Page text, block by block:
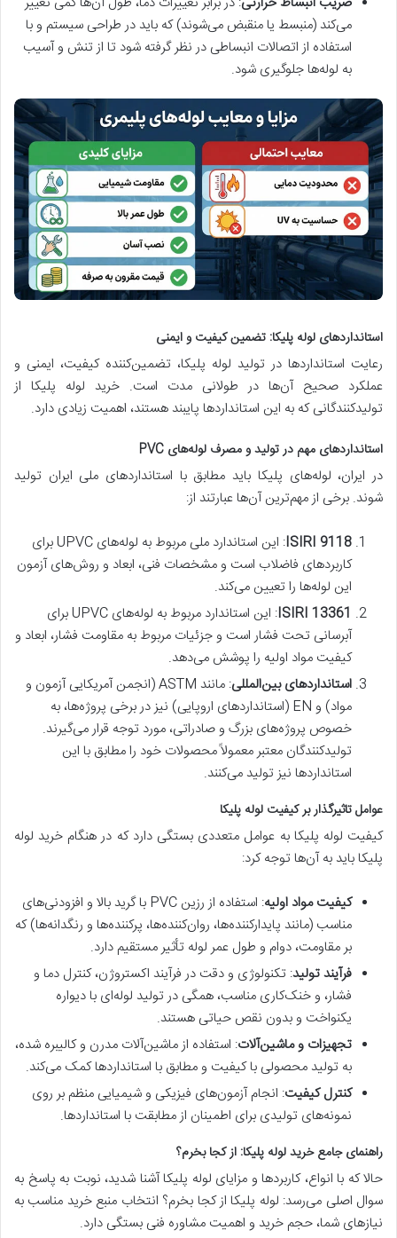
می‌کند (منبسط یا منقبض می‌شوند) که باید در طراحی سیستم و با
استفاده از اتصالات انبساطی در نظر گرفته شود تا از تنش و آسیب
به لوله‌ها جلوگیری شود.
استانداردهای لوله پلیکا: تضمین کیفیت و ایمنی
رعایت استانداردها در تولید لوله پلیکا، تضمین‌کننده کیفیت، ایمنی و
عملکرد صحیح آن‌ها در طولانی مدت است. خرید لوله پلیکا از
تولیدکنندگانی که به این استانداردها پایبند هستند، اهمیت زیادی دارد.
استانداردهای مهم در تولید و مصرف لوله‌های PVC
در ایران، لوله‌های پلیکا باید مطابق با استانداردهای ملی ایران تولید
شوند. برخی از مهم‌ترین آن‌ها عبارتند از:
ISIRI 9118
: این استاندارد ملی مربوط به لوله‌های UPVC برای
کاربردهای فاضلاب است و مشخصات فنی، ابعاد و روش‌های آزمون
این لوله‌ها را تعیین می‌کند.
ISIRI 13361
: این استاندارد مربوط به لوله‌های UPVC برای
آبرسانی تحت فشار است و جزئیات مربوط به مقاومت فشار، ابعاد و
کیفیت مواد اولیه را پوشش می‌دهد.
استانداردهای بین‌المللی
: مانند ASTM (انجمن آمریکایی آزمون و
مواد) و EN (استانداردهای اروپایی) نیز در برخی پروژه‌ها، به
خصوص پروژه‌های بزرگ و صادراتی، مورد توجه قرار می‌گیرند.
تولیدکنندگان معتبر معمولاً محصولات خود را مطابق با این
استانداردها نیز تولید می‌کنند.
عوامل تاثیرگذار بر کیفیت لوله پلیکا
کیفیت لوله پلیکا به عوامل متعددی بستگی دارد که در هنگام خرید لوله
پلیکا باید به آن‌ها توجه کرد:
کیفیت مواد اولیه
: استفاده از رزین PVC با گرید بالا و افزودنی‌های
مناسب (مانند پایدارکننده‌ها، روان‌کننده‌ها، پرکننده‌ها و رنگدانه‌ها) که
بر مقاومت، دوام و طول عمر لوله تأثیر مستقیم دارد.
فرآیند تولید: تکنولوژی و دقت در فرآیند اکستروژن، کنترل دما و
فشار، و خنک‌کاری مناسب، همگی در تولید لوله‌ای با دیواره
یکنواخت و بدون نقص حیاتی هستند.
تجهیزات و ماشین‌آلات: استفاده از ماشین‌آلات مدرن و کالیبره شده،
به تولید محصولی با کیفیت و مطابق با استانداردها کمک می‌کند.
کنترل کیفیت: انجام آزمون‌های فیزیکی و شیمیایی منظم بر روی
نمونه‌های تولیدی برای اطمینان از مطابقت با استانداردها.
راهنمای جامع خرید لوله پلیکا: از کجا بخرم؟
حالا که با انواع، کاربردها و مزایای لوله پلیکا آشنا شدید، نوبت به پاسخ به
سوال اصلی می‌رسد: لوله پلیکا از کجا بخرم؟ انتخاب منبع خرید مناسب به
نیازهای شما، حجم خرید و اهمیت مشاوره فنی بستگی دارد.